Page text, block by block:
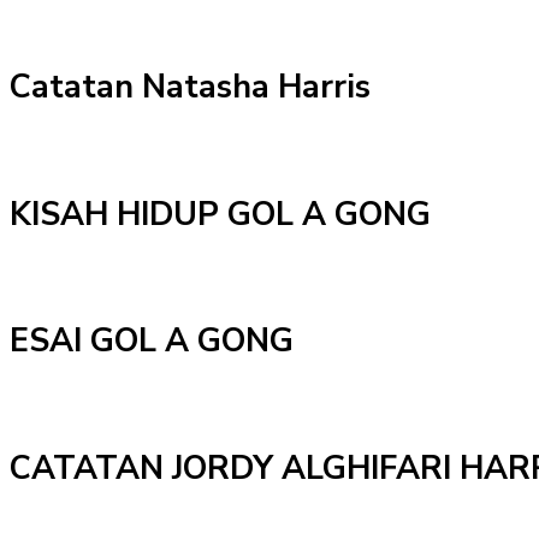
Catatan Natasha Harris
KISAH HIDUP GOL A GONG
ESAI GOL A GONG
CATATAN JORDY ALGHIFARI